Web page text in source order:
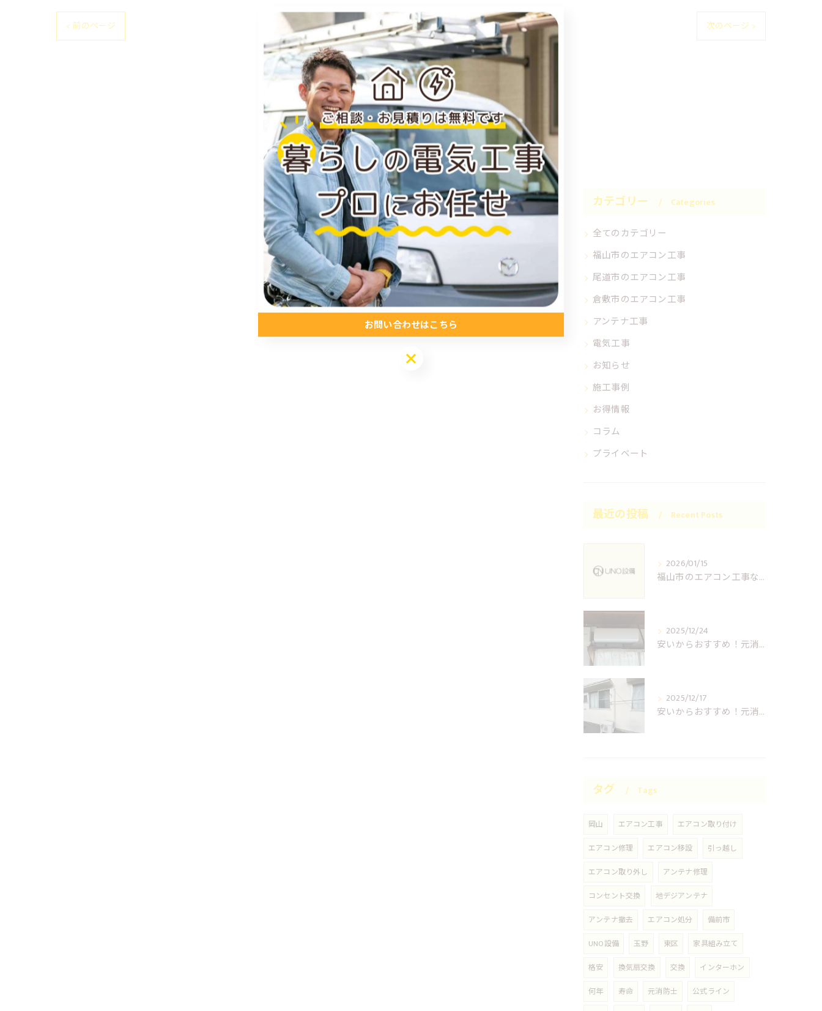
< 前のページ 一覧に戻る 次のページ >
関連タグ
#岡山 #エアコン #移設
カテゴリー Categories
全てのカテゴリー
福山市のエアコン工事
尾道市のエアコン工事
倉敷市のエアコン工事
アンテナ工事
電気工事
お知らせ
施工事例
お得情報
コラム
プライベート
最近の投稿 Recent Posts
2026/01/15
福山市のエアコン工事ならUNO設備へどうぞ
2025/12/24
安いからおすすめ！元消防士の倉敷エアコン取り付け業者はUNO設備へ！
2025/12/17
安いからおすすめ！元消防士の岡山エアコン取り付け業者はUNO設備へ！
タグ Tags
岡山 エアコン工事
エアコン取り付け
エアコン修理
エアコン移設
引っ越し
エアコン取り外し
アンテナ修理
コンセント交換
地デジアンテナ
アンテナ撤去
エアコン処分
備前市
UNO設備
玉野 東区
家具組み立て
格安
換気扇交換 交換
インターホン
何年
寿命 元消防士
公式ライン
お問い合わせはこちら
お問い合わせはこちら